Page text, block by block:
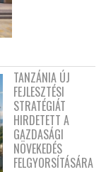
TANZÁNIA ÚJ
FEJLESZTÉSI
STRATÉGIÁT
HIRDETETT A
GAZDASÁGI
NÖVEKEDÉS
FELGYORSÍTÁSÁRA